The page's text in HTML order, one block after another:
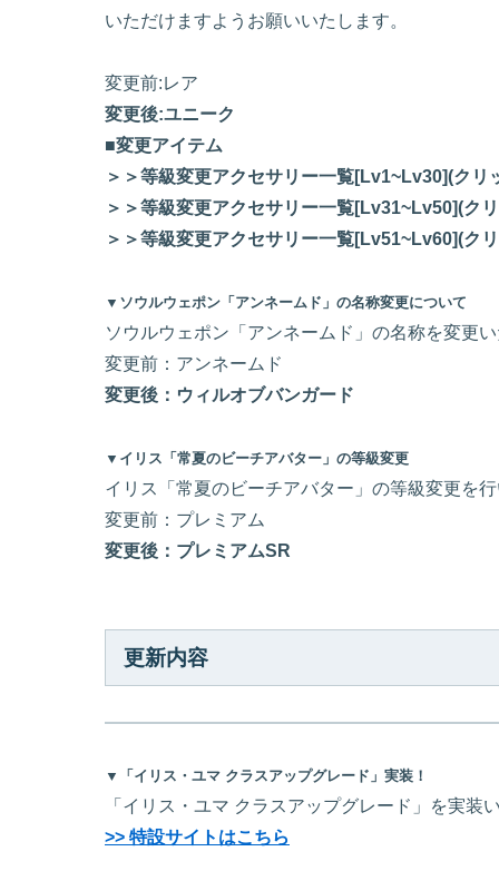
いただけますようお願いいたします。
変更前:レア
変更後:ユニーク
■変更アイテム
＞＞等級変更アクセサリー一覧[Lv1~Lv30](クリ
＞＞等級変更アクセサリー一覧[Lv31~Lv50](ク
＞＞等級変更アクセサリー一覧[Lv51~Lv60](ク
▼ソウルウェポン「アンネームド」の名称変更について
ソウルウェポン「アンネームド」の名称を変更
変更前：アンネームド
変更後：ウィルオブバンガード
▼イリス「常夏のビーチアバター」の等級変更
イリス「常夏のビーチアバター」の等級変更を
変更前：プレミアム
変更後：プレミアムSR
更新内容
▼「イリス・ユマ クラスアップグレード」実装！
「イリス・ユマ クラスアップグレード」を実装
>> 特設サイトはこちら